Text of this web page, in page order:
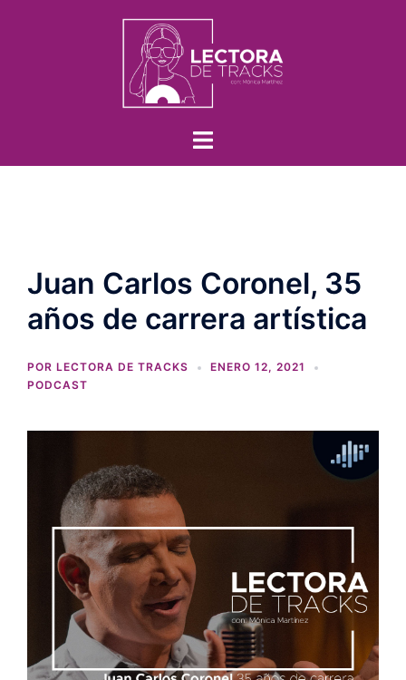
Juan Carlos Coronel, 35
años de carrera artística
POR LECTORA DE TRACKS
ENERO 12, 2021
PODCAST